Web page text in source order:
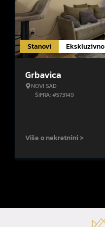
Stanovi Ekskluzivno
Grbavica
NOVI SAD
ŠIFRA: #573149
Više o nekretnini >